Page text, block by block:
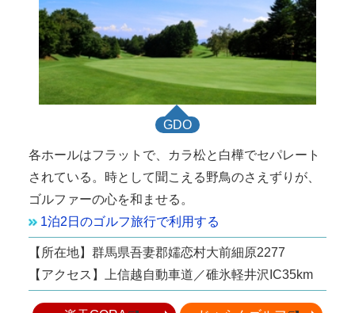
GDO
各ホールはフラットで、カラ松と白樺でセパレート
されている。時として聞こえる野鳥のさえずりが、
ゴルファーの心を和ませる。
1泊2日のゴルフ旅行で利用する
【所在地】群馬県吾妻郡嬬恋村大前細原2277
【アクセス】上信越自動車道／碓氷軽井沢IC35km